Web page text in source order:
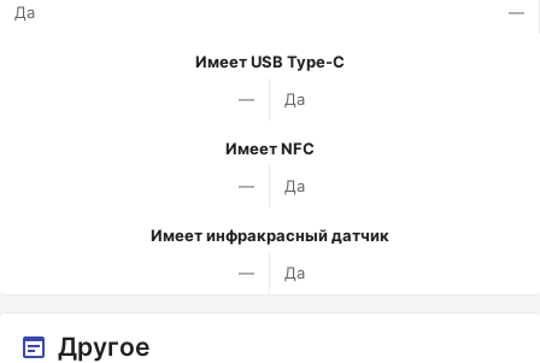
Да
—
Имеет USB Type-C
—
Да
Имеет NFC
—
Да
Имеет инфракрасный датчик
—
Да
Другое